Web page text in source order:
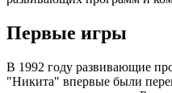
Первые игры
В 1992 году развивающие
"Никита" впервые были